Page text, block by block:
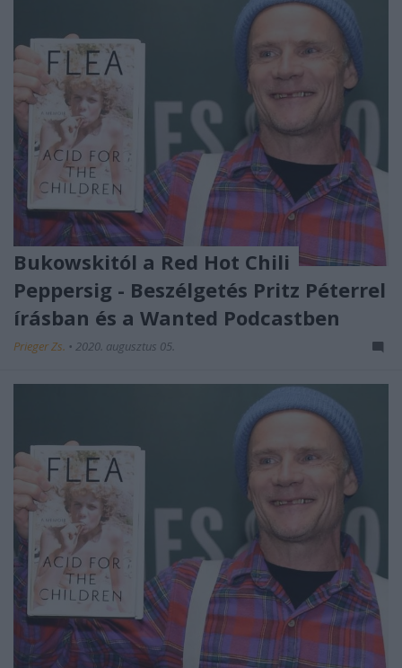
Bukowskitól a Red Hot Chili
Peppersig - Beszélgetés Pritz Péterrel
írásban és a Wanted Podcastben
Prieger Zs. • 2020. augusztus 05.